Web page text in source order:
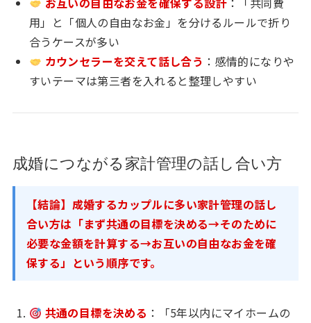
用」と「個人の自由なお金」を分けるルールで折り
合うケースが多い
カウンセラーを交えて話し合う ：感情的になりや
すいテーマは第三者を入れると整理しやすい
成婚につながる家計管理の話し合い方
【結論】成婚するカップルに多い家計管理の話し
合い方は「まず共通の目標を決める→そのために
必要な金額を計算する→お互いの自由なお金を確
保する」という順序です。
共通の目標を決める ：「5年以内にマイホームの